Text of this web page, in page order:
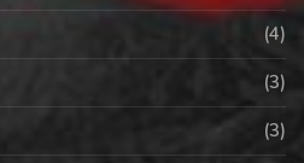
(4)
(3)
(3)